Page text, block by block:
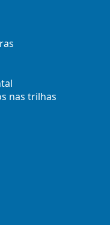
nas trilhas